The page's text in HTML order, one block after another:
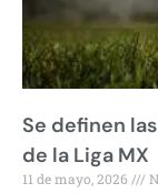
Se definen
de la Liga MX
11 de mayo, 2026